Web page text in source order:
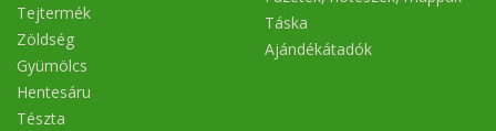
Tejtermék
Zöldség
Gyümölcs
Hentesáru
Tészta
Táska
Ajándékátadók